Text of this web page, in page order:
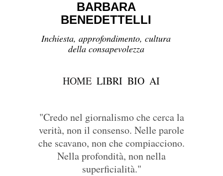
BARBARA
BENEDETTELLI
Inchiesta, approfondimento, cultura
della consapevolezza
HOME LIBRI BIO AI
"Credo nel giornalismo che cerca la
verità, non il consenso. Nelle parole
che scavano, non che compiacciono.
Nella profondità, non nella
superficialità."